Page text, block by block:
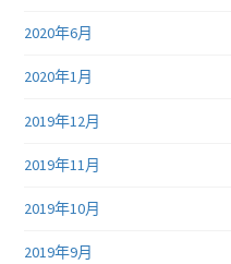
2020年6月
2020年1月
2019年12月
2019年11月
2019年10月
2019年9月